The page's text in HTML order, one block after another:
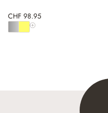
CHF 98.95
Alle Farben anzeigen